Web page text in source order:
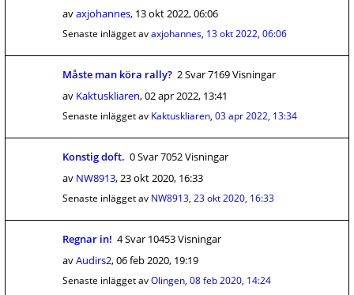
avaxjohannes, 13 okt 2022, 06:06
Senaste inlägget avaxjohannes, 13 okt 2022, 06:06
Måste man köra rally? 2 Svar 7169 Visningar
av Kaktuskliaren,02 apr 2022, 13:41
Senaste inlägget av Kaktuskliaren, 03 apr 2022, 13:34
Konstig doft. 0 Svar 7052 Visningar
av NW8913,23 okt 2020, 16:33
Senaste inlägget av NW8913, 23 okt 2020, 16:33
Regnar in! 4 Svar 10453 Visningar
avAudirs2,06 feb 2020, 19:19
Senaste inlägget avOlingen, 08 feb 2020, 14:24